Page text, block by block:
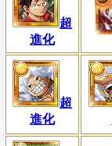
超
進化
超
進化